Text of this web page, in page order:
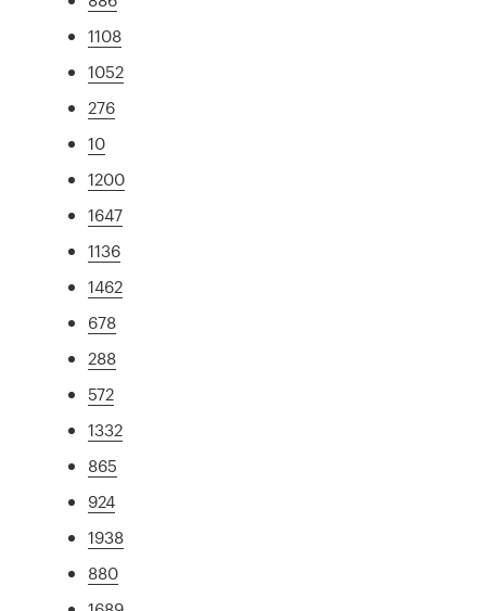
1108
1052
276
10
1200
1647
1136
1462
678
288
572
1332
865
924
1938
880